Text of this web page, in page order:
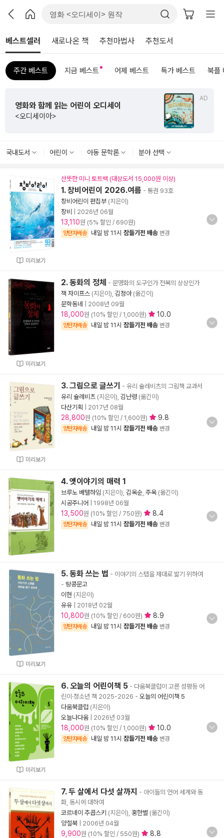
베스트셀러 새로나온 책 추천마법사 추천도서
주간 베스트 지금 베스트 어제 베스트 특가 베스트 북플
AD
영화와 함께 읽는 어린이 오디세이
<오디세이아>
국내도서 어린이 아동 문학론 분야 선택
미리보기
산뜻한 미니 토트백 (대상도서 15,000원 이상)
1. 창비어린이 2026.여름 - 통권 93호
창비어린이 편집부 (지은이)
창비
2026년 06월
13,110원 (5% 할인 / 690원)
양탄자배송 내일 밤 11시 잠들기전 배송 변경
미리보기
2. 동화의 정체 - 문명화의 도구인가 전복의 상상인가
잭 자이프스 (지은이), 김정아(옮긴이)
문학동네
2008년 09월
18,000원 (10% 할인 / 1,000원) 10.0
양탄자배송 내일 밤 11시 잠들기전 배송 변경
미리보기
3. 그림으로 글쓰기
- 유리 슐레비츠의 그림책 교과서
유리 슐레비츠 (지은이), 김난령 (옮긴이)
다산기획
2017년 08월
28,800원 (10% 할인 / 1,600원) 9.8
양탄자배송 내일 밤 11시 잠들기전 배송 변경
4. 옛이야기의 매력 1
브루노 베텔하임 (지은이), 김옥순 주옥 (옮긴이)
시공주니어
1998년 06월
13,500원 (10% 할인 / 750원) 8.4
양탄자배송 내일 밤 11시 잠들기전 배송 변경
미리보기
5. 동화 쓰는 법 - 이야기의 스텝을 제대로 밟기 위하여
- 땅콩문고
이현 (지은이)
유유
2018년 02월
10,800원 (10% 할인 / 600원) 8.9
양탄자배송 내일 밤 11시 잠들기전 배송 변경
미리보기
6. 오늘의 어린이책 5 - 다움북클럽이 고른 성평등 어
린이·청소년 책 2025-2026 - 오늘의 어린이책 5
다움북클럽 (지은이)
오늘나다움
2026년 03월
18,000원 (10% 할인 / 1,000원) 10.0
양탄자배송 내일 밤 11시 잠들기전 배송 변경
7. 두 살에서 다섯 살까지 - 아이들의 언어 세계와 동
화, 동시에 대하여
코르네이 추콥스키 (지은이), 홍한별 (옮긴이)
양철북
2006년 04월
9,900원 (10% 할인 / 550원) 8.8